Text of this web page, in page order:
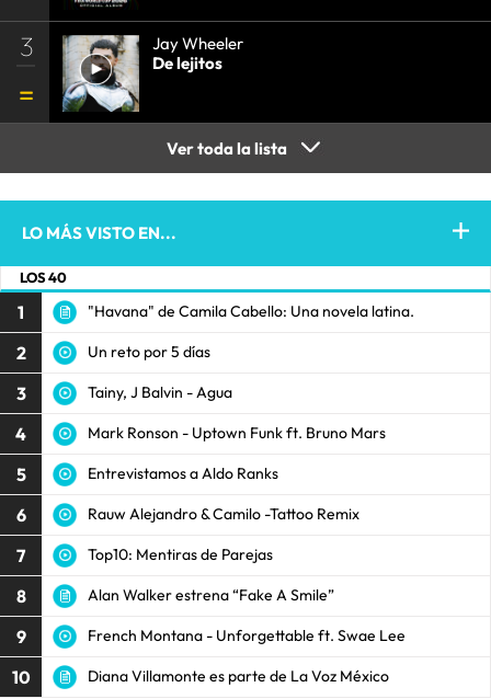
3
Jay Wheeler
De lejitos
Ver toda la lista
LO MÁS VISTO EN...
LOS 40
1 "Havana" de Camila Cabello: Una novela latina.
2 Un reto por 5 días
3 Tainy, J Balvin - Agua
4 Mark Ronson - Uptown Funk ft. Bruno Mars
5 Entrevistamos a Aldo Ranks
6 Rauw Alejandro & Camilo -Tattoo Remix
7 Top10: Mentiras de Parejas
8 Alan Walker estrena “Fake A Smile”
9 French Montana - Unforgettable ft. Swae Lee
10 Diana Villamonte es parte de La Voz México